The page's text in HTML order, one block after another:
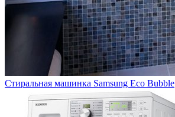
Стиральная машинка Samsung Eco Bubble